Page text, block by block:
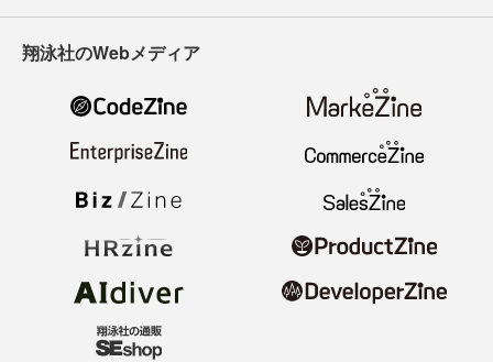
翔泳社のWebメディア